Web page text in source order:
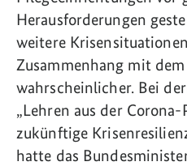
Herausforderungen
weitere
Zusammenhang mit
wahrscheinlicher. Bei
„Lehren aus der
zukünftige
hatte das